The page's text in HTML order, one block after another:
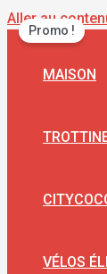
Aller au
MAISON
VÉLOS
Promo !